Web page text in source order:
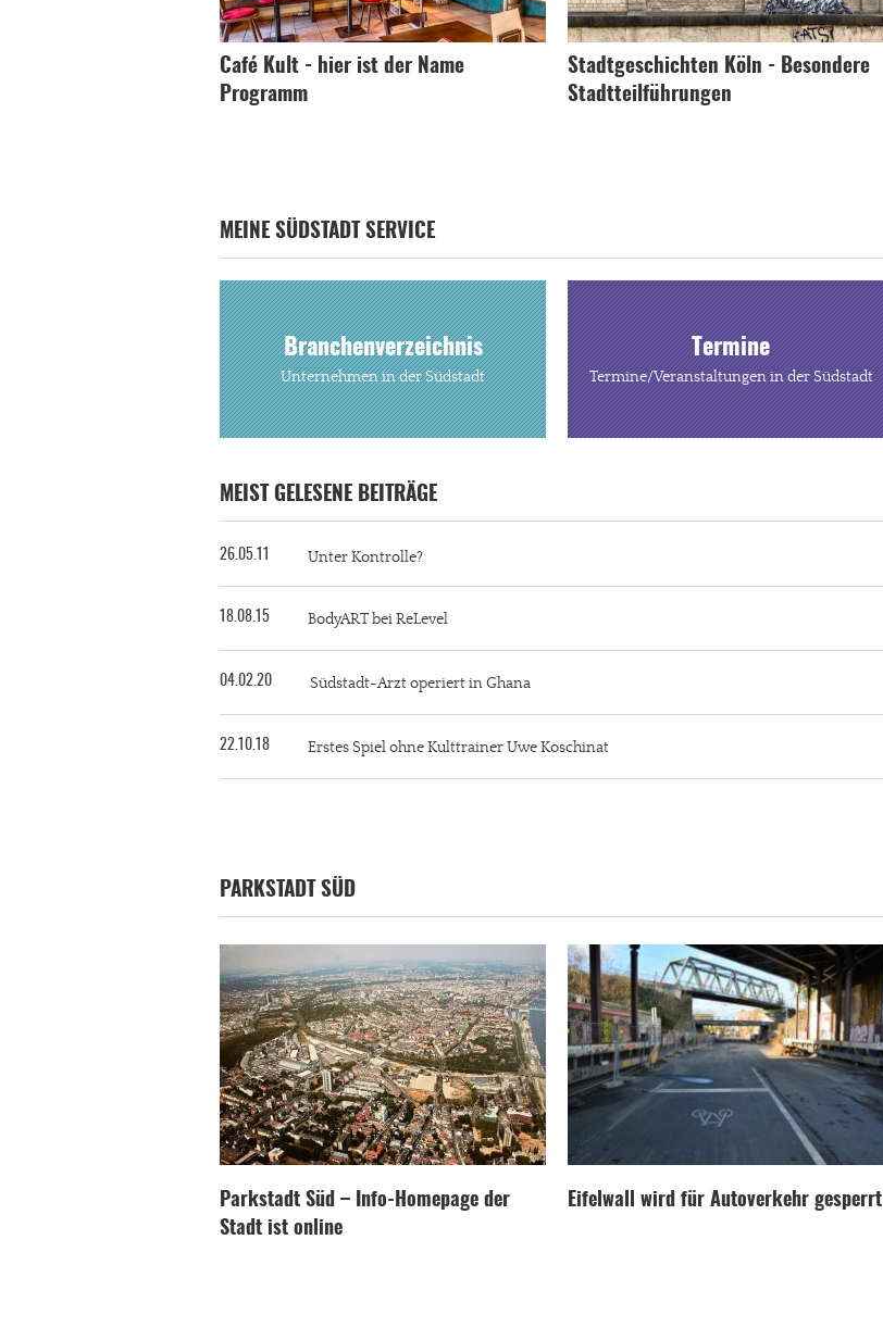
Café Kult - hier ist der Name
Programm
Stadtgeschichten Köln - Besondere
Stadtteilführungen
MEINE SÜDSTADT SERVICE
Branchenverzeichnis
Unternehmen in der Südstadt
Termine
Termine/Veranstaltungen in der Südstadt
MEIST GELESENE BEITRÄGE
26.05.11 Unter Kontrolle?
18.08.15 BodyART bei ReLevel
04.02.20 Südstadt-Arzt operiert in Ghana
22.10.18 Erstes Spiel ohne Kulttrainer Uwe Koschinat
PARKSTADT SÜD
Parkstadt Süd – Info-Homepage der
Stadt ist online
Eifelwall wird für Autoverkehr gesperrt